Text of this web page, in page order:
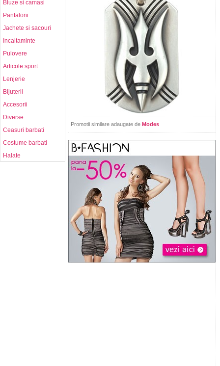
Promotii similare adaugate de Modes
Bluze si camasi
Pantaloni
Jachete si sacouri
Incaltaminte
Pulovere
Articole sport
Lenjerie
Bijuterii
Accesorii
Diverse
Ceasuri barbati
Costume barbati
Halate